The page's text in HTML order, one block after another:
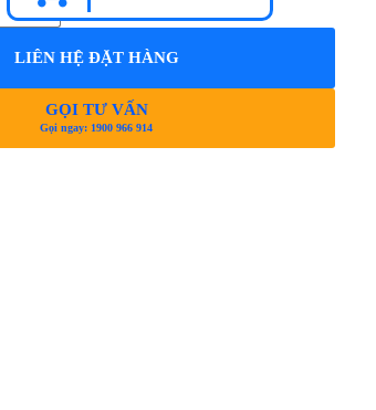
LIÊN HỆ ĐẶT HÀNG
GỌI TƯ VẤN
Gọi ngay: 1900 966 914